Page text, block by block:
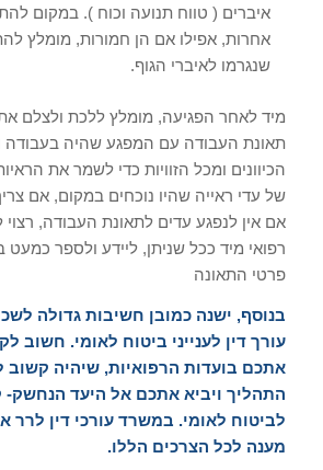
איברים ( טווח תנועה וכוח ). במקום
אחרות, אפילו אם הן חמורות, מומלץ
שנגרמו לאיברי הגוף.
מיד לאחר הפגיעה, מומלץ ללכת ולצלם
תאונת העבודה עם המפגע שהיה בעבודה
הכיוונים ומכל הזוויות כדי לשמר את
של עדי ראייה שהיו נוכחים במקום, אם
אם אין לנפגע עדים לתאונת העבודה, רצוי
רפואי מיד ככל שניתן, ליידע ולספר
פרטי התאונה
בנוסף, ישנה כמובן חשיבות גדולה
עורך דין לענייני ביטוח לאומי. חשוב
אתכם בועדות הרפואיות, שיהיה קשוב
התהליך ויביא אתכם אל היעד הנחשק-
לביטוח לאומי. במשרד עורכי דין לרר
מענה לכל הצרכים הללו.